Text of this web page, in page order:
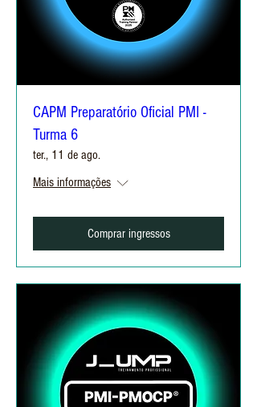
CAPM Preparatório Oficial PMI -
Turma 6
ter., 11 de ago.
Mais informações
Comprar ingressos